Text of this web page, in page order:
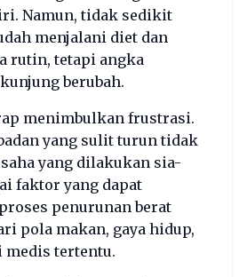
Namun, tidak sedikit
menjalani diet dan
rutin, tetapi angka
berubah.
menimbulkan frustrasi.
yang sulit turun tidak
yang dilakukan sia-
faktor yang dapat
penurunan berat
pola makan, gaya hidup,
tertentu.